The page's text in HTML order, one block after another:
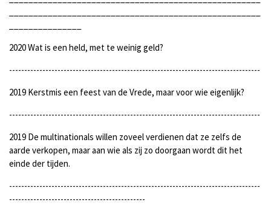
2020 Wat is een held, met te weinig geld?
-----------------------------------------------------------------------------------
2019 Kerstmis een feest van de Vrede, maar voor wie eigenlijk?
-----------------------------------------------------------------------------------
2019 De multinationals willen zoveel verdienen dat ze zelfs de
aarde verkopen, maar aan wie als zij zo doorgaan wordt dit het
einde der tijden.
-----------------------------------------------------------------------------------
---------------------------------------------